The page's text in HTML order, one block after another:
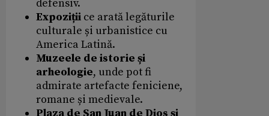
defensiv.
Expoziții ce arată legăturile
culturale și urbanistice cu
America Latină.
Muzeele de istorie și
arheologie, unde pot fi
admirate artefacte feniciene,
romane și medievale.